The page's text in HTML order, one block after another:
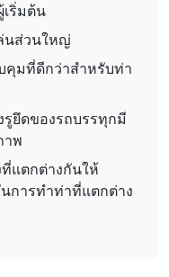
ริ่มต้น
นส่วนใหญ่
คุมที่ดีกว่าสำหรับท่า
รูยึดของรถบรรทุกมี
าพ
แตกต่างกันให้
การทำท่าที่แตกต่าง